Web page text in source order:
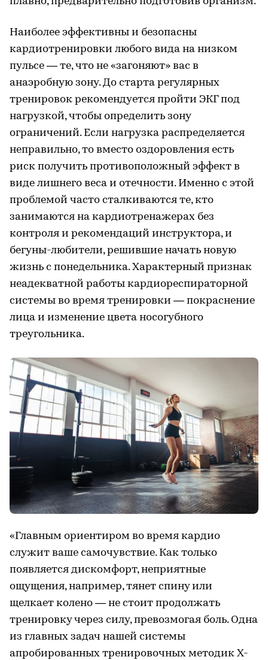
Наиболее эффективны и безопасны
кардиотренировки любого вида на низком
пульсе — те, что не «загоняют» вас в
анаэробную зону. До старта регулярных
тренировок рекомендуется пройти ЭКГ под
нагрузкой, чтобы определить зону
ограничений. Если нагрузка распределяется
неправильно, то вместо оздоровления есть
риск получить противоположный эффект в
виде лишнего веса и отечности. Именно с этой
проблемой часто сталкиваются те, кто
занимаются на кардиотренажерах без
контроля и рекомендаций инструктора, и
бегуны-любители, решившие начать новую
жизнь с понедельника. Характерный признак
неадекватной работы кардиореспираторной
системы во время тренировки — покраснение
лица и изменение цвета носогубного
треугольника.
«Главным ориентиром во время кардио
служит ваше самочувствие. Как только
появляется дискомфорт, неприятные
ощущения, например, тянет спину или
щелкает колено — не стоит продолжать
тренировку через силу, превозмогая боль. Одна
из главных задач нашей системы
апробированных тренировочных методик X-